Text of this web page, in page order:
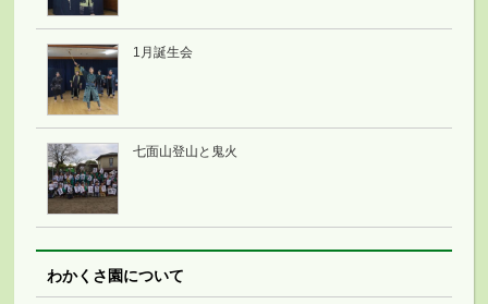
1月誕生会
七面山登山と鬼火
わかくさ園について